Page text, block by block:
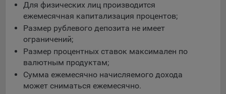
Отключение рекламных cookie-файлы не позволит
принимать меры по совершенствованию работы
Сайта, исходя из предпочтений пользователя, а также
осуществлять подбор рекламы, иных рекламных
материалов по наиболее актуальному, подходящему
назначению для каждого конкретного пользователя.
Компании, которым мы поручаем обработку данных для
Для физических лиц производится
ежемесячная капитализация процентов;
Размер рублевого депозита не имеет
ограничений;
Размер процентных ставок максимален по
валютным продуктам;
Сумма ежемесячно начисляемого дохода
может сниматься ежемесячно.